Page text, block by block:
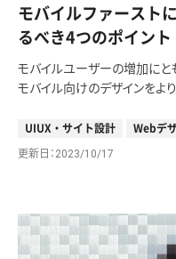
モバイルファースト
るべき4つのポイント
モバイルユーザーの増加にと
モバイル向けのデザインをよ
UIUX・サイト設計 Webデ
更新日 2023/10/17